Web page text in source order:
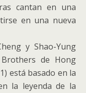
cantan en una
en una nueva
y Shao-Yung
de Hong
está basado en la
la leyenda de la